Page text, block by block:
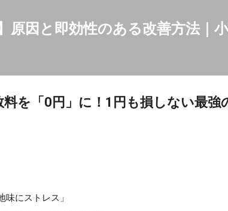
原因と即効性のある改善方法｜
料を「0円」に！1円も損しない最強
味にストレス」